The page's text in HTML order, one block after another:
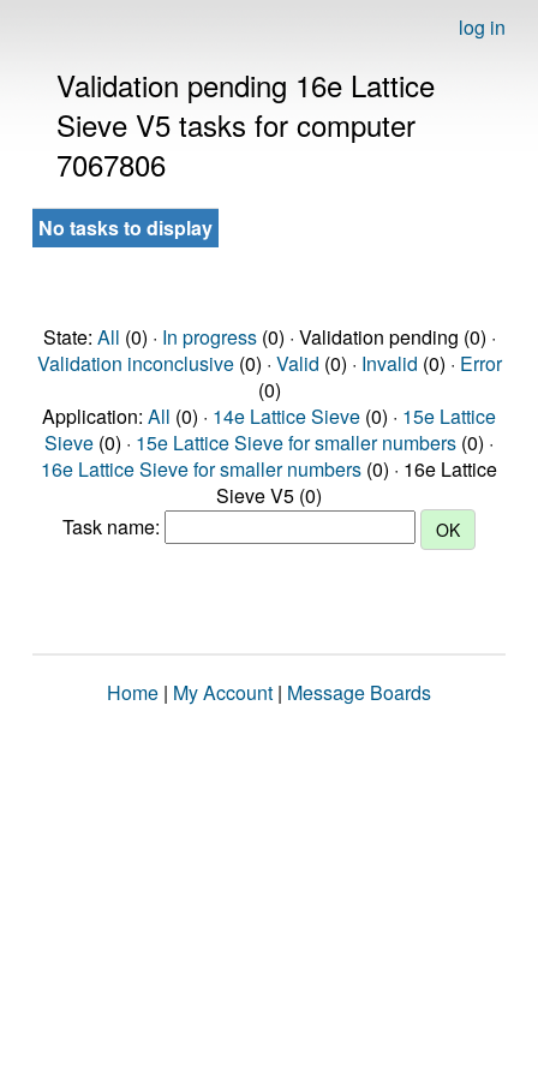
log in
Validation pending 16e Lattice
Sieve V5 tasks for computer
7067806
No tasks to display
State: All (0) · In progress(0) · Validation pending (0) ·
Validation inconclusive(0) · Valid (0) · Invalid (0) · Error
(0)
Application: All (0) · 14e Lattice Sieve (0) · 15e Lattice
Sieve (0) · 15e Lattice Sieve for smaller numbers (0) ·
16e Lattice Sieve for smaller numbers (0) · 16e Lattice
Sieve V5 (0)
Task name:
Home | My Account | Message Boards